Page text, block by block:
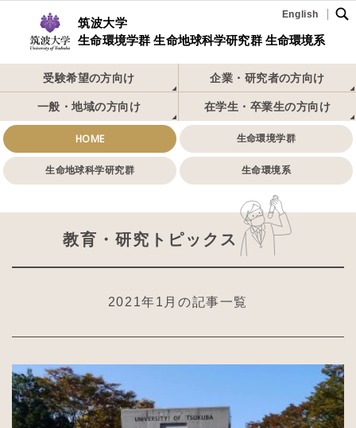
筑波大学
生命環境学群 生命地球科学研究群 生命環境系
English
受験希望の方向け 企業・研究者の方向け
一般・地域の方向け 在学生・卒業生の方向け
HOME 生命環境学群
生命地球科学研究群 生命環境系
教育・研究トピックス
2021年1月の記事一覧